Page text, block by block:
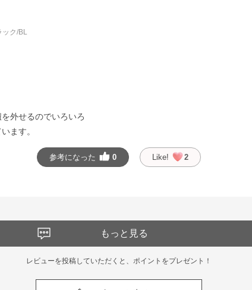
ック/BL
外せるのでいろいろ
ます。
参考になった 0 Like! 2
もっと見る
レビューを投稿していただくと、ポイントをプレゼント！